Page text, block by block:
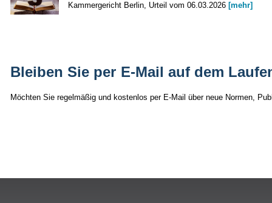
Kammergericht Berlin, Urteil vom 06.03.2026 [mehr]
Bleiben Sie per E-Mail auf dem
Möchten Sie regelmäßig und kostenlos per E-Mail über neue Normen,